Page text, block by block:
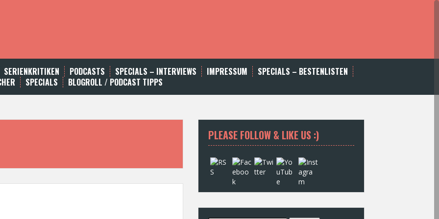
SERIENKRITIKEN PODCASTS SPECIALS – INTERVIEWS IMPRESSUM
SPECIALS – BESTENLISTEN
SPECIALS BLOGROLL / PODCAST TIPPS
PLEASE FOLLOW & LIKE US :)